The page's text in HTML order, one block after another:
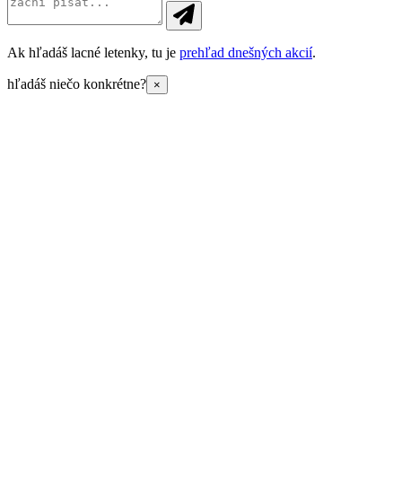
Ak hľadáš lacné letenky, tu je prehľad dnešných akcií.
hľadáš niečo konkrétne? ×